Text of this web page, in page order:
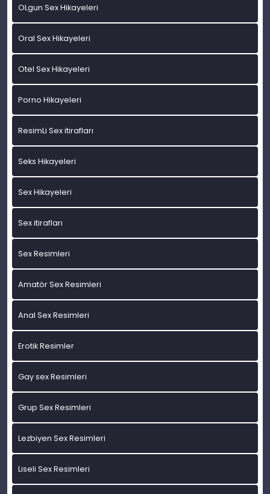
OLgun Sex Hikayeleri
Oral Sex Hikayeleri
Otel Sex Hikayeleri
Porno Hikayeleri
ResimLi Sex itirafları
Seks Hikayeleri
Sex Hikayeleri
Sex itirafları
Sex Resimleri
Amatör Sex Resimleri
Anal Sex Resimleri
Erotik Resimler
Gay sex Resimleri
Grup Sex Resimleri
Lezbiyen Sex Resimleri
Liseli Sex Resimleri